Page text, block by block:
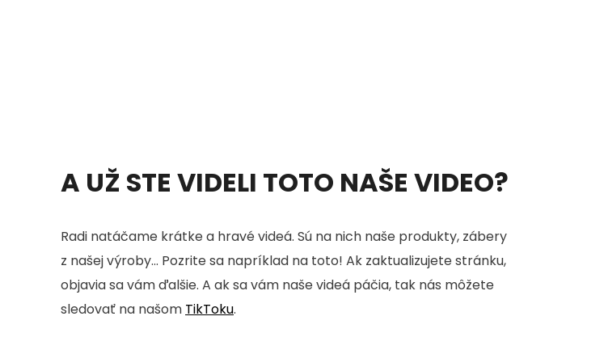
A UŽ STE VIDELI TOTO NAŠE VIDEO?
Radi natáčame krátke a hravé videá. Sú na nich naše produkty, zábery
z našej výroby... Pozrite sa napríklad na toto! Ak zaktualizujete stránku,
objavia sa vám ďalšie. A ak sa vám naše videá páčia, tak nás môžete
sledovať na našom TikToku.